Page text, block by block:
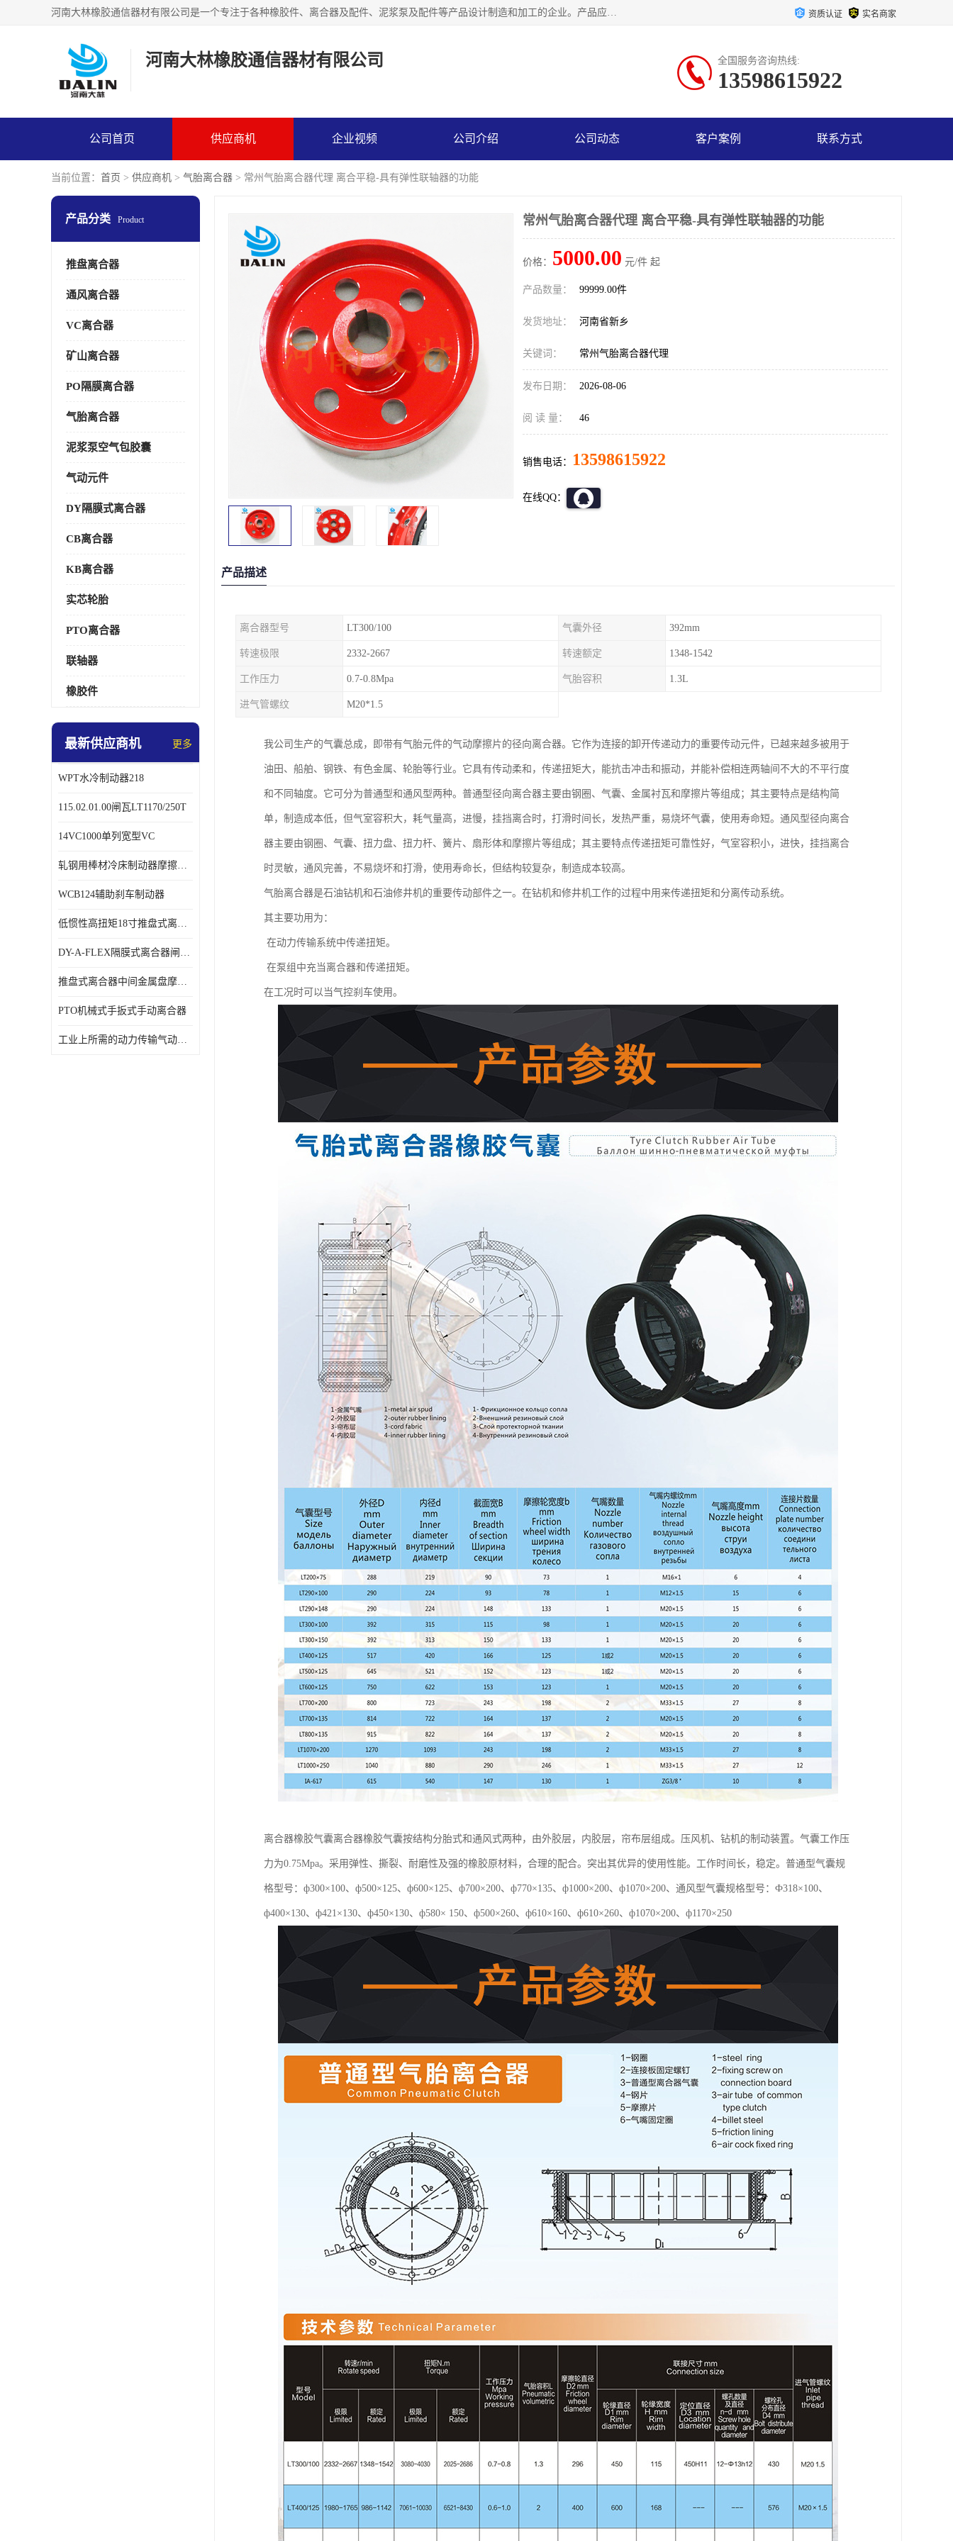
河南大林橡胶通信器材有限公司是一个专注于各种橡胶件、离合器及配件、泥浆泵及配件等产品设计制造和加工的企业。产品应用于矿山、冶金、石油、钢铁、化工、水泥、船舶、造纸、通用机械等各种大功率机械传动或制动装置。 资质认证 实名商家
河南大林橡胶通信器材有限公司 全国服务咨询热线:
13598615922
公司首页 供应商机 企业视频 公司介绍 公司动态 客户案例 联系方式
当前位置： 首页 > 供应商机 > 气胎离合器 > 常州气胎离合器代理 离合平稳-具有弹性联轴器的功能
产品分类 Product
推盘离合器
通风离合器
VC离合器
矿山离合器
PO隔膜离合器
气胎离合器
泥浆泵空气包胶囊
气动元件
DY隔膜式离合器
CB离合器
KB离合器
实芯轮胎
PTO离合器
联轴器
橡胶件
最新供应商机 更多
WPT水冷制动器218
115.02.01.00闸瓦LT1170/250T
14VC1000单列宽型VC
轧钢用棒材冷床制动器摩擦片218
WCB124辅助刹车制动器
低惯性高扭矩18寸推盘式离合器中心盘齿盘W18-11-101
DY-A-FLEX隔膜式离合器闸瓦总成7015125A
推盘式离合器中间金属盘摩擦盘18寸
PTO机械式手扳式手动离合器
工业上所需的动力传输气动离合器WCB424
常州气胎离合器代理 离合平稳-具有弹性联轴器的功能
价格： 5000.00 元/件 起
产品数量： 99999.00件
发货地址： 河南省新乡
关键词： 常州气胎离合器代理
发布日期： 2026-08-06
阅 读 量： 46
销售电话： 13598615922
在线QQ：
产品描述
离合器型号 LT300/100 气囊外径 392mm
转速极限 2332-2667 转速额定 1348-1542
工作压力 0.7-0.8Mpa 气胎容积 1.3L
进气管螺纹 M20*1.5
我公司生产的气囊总成，即带有气胎元件的气动摩擦片的径向离合器。它作为连接的卸开传递动力的重要传动元件，已越来越多被用于
油田、船舶、钢铁、有色金属、轮胎等行业。它具有传动柔和，传递扭矩大，能抗击冲击和振动，并能补偿相连两轴间不大的不平行度
和不同轴度。它可分为普通型和通风型两种。普通型径向离合器主要由钢圈、气囊、金属衬瓦和摩擦片等组成；其主要特点是结构简
单，制造成本低，但气室容积大，耗气量高，进慢，挂挡离合时，打滑时间长，发热严重，易烧坏气囊，使用寿命短。通风型径向离合
器主要由钢圈、气囊、扭力盘、扭力杆、簧片、扇形体和摩擦片等组成；其主要特点传递扭矩可靠性好，气室容积小，进快，挂挡离合
时灵敏，通风完善，不易烧坏和打滑，使用寿命长，但结构较复杂，制造成本较高。
气胎离合器是石油钻机和石油修井机的重要传动部件之一。在钻机和修井机工作的过程中用来传递扭矩和分离传动系统。
其主要功用为：
在动力传输系统中传递扭矩。
在泵组中充当离合器和传递扭矩。
在工况时可以当气控刹车使用。
离合器橡胶气囊离合器橡胶气囊按结构分胎式和通风式两种，由外胶层，内胶层，帘布层组成。压风机、钻机的制动装置。气囊工作压
力为0.75Mpa。采用弹性、撕裂、耐磨性及强的橡胶原材料，合理的配合。突出其优异的使用性能。工作时间长，稳定。普通型气囊规
格型号：ф300×100、ф500×125、ф600×125、ф700×200、ф770×135、ф1000×200、ф1070×200、通风型气囊规格型号：Ф318×100、
ф400×130、ф421×130、ф450×130、ф580× 150、ф500×260、ф610×160、ф610×260、ф1070×200、ф1170×250